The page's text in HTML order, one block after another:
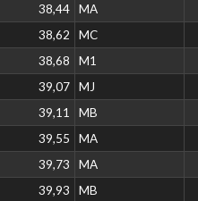
38,44 MA
38,62 MC
38,68 M1
39,07 MJ
39,11 MB
39,55 MA
39,73 MA
39,93 MB